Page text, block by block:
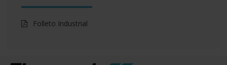
Folleto Industrial